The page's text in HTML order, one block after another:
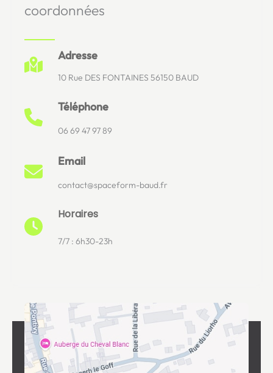
coordonnées
Adresse
10 Rue DES FONTAINES 56150 BAUD
Téléphone
06 69 47 97 89
Email
contact@spaceform-baud.fr
Horaires
7/7 : 6h30-23h